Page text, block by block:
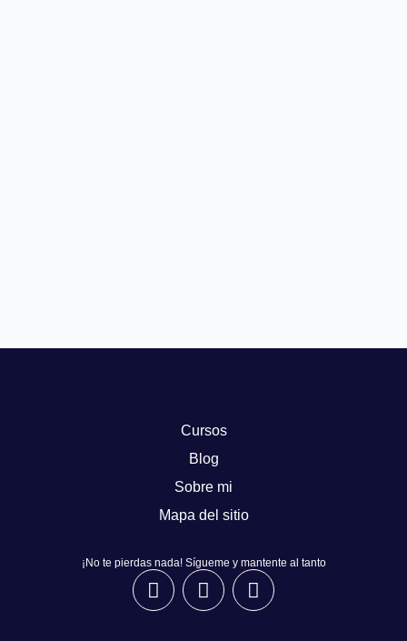
Cursos
Blog
Sobre mi
Mapa del sitio
¡No te pierdas nada! Sígueme y mantente al tanto